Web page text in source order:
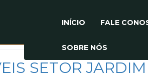
INÍCIO FALE
SOBRE NÓS
SETOR